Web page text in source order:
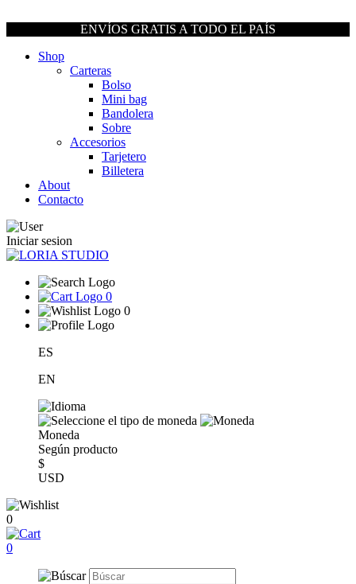
ENVÍOS GRATIS A TODO EL PAÍS
Shop
Carteras
Bolso
Mini bag
Bandolera
Sobre
Accesorios
Tarjetero
Billetera
About
Contacto
Iniciar sesion
0
0
ES
EN
Moneda
Según producto
$
USD
0
0